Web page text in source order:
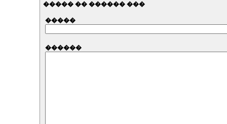
����� �� ������ ���
�����
������